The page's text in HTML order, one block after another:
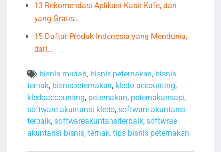
13 Rekomendasi Aplikasi Kasir Kafe, dari
yang Gratis…
15 Daftar Produk Indonesia yang Mendunia,
dari…
bisnis mudah, bisnis peternakan, bisnis
ternak, bisnispeternakan, kledo accounting,
kledoaccounting, peternakan, peternakansapi,
software akuntansi kledo, software akuntansi
terbaik, softwareakuntansiterbaik, softwrae
akuntansi bisnis, ternak, tips bisnis peternakan